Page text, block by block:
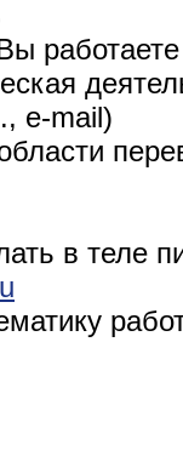
работаете
e-mail)
в теле